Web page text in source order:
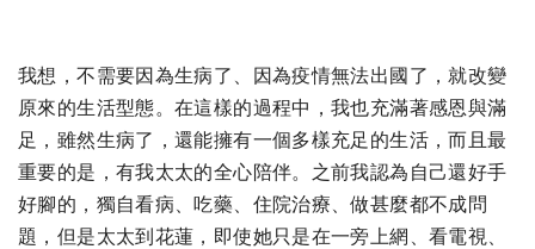
我想，不需要因為生病了、因為疫情無法出國了，就改變
原來的生活型態。在這樣的過程中，我也充滿著感恩與滿
足，雖然生病了，還能擁有一個多樣充足的生活，而且最
重要的是，有我太太的全心陪伴。之前我認為自己還好手
好腳的，獨自看病、吃藥、住院治療、做甚麼都不成問
題，但是太太到花蓮，即使她只是在一旁上網、看電視、